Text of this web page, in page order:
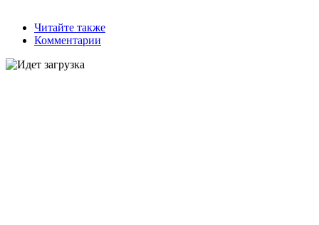
Читайте также
Комментарии